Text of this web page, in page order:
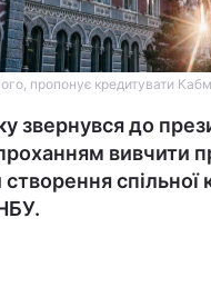
пропонує кредитувати
звернувся до
вивчити
створення спільної